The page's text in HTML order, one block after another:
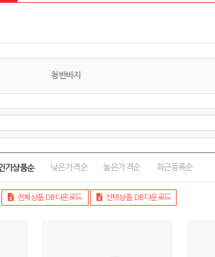
청반바지
기상품순 낮은가격순 높은가격순 최근등록순
전체상품 DB다운로드 선택상품 DB다운로드